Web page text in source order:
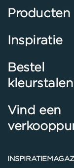
Producten
Inspiratie
Bestel
kleurstalen
Vind een